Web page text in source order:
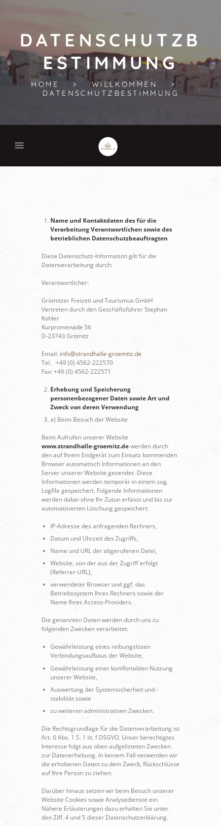
DATENSCHUTZB
ESTIMMUNG
HOME
WILLKOMMEN
DATENSCHUTZBESTIMMUNG
Name und Kontaktdaten des für die
Verarbeitung Verantwortlichen sowie des
betrieblichen Datenschutzbeauftragten
Diese Datenschutz-Information gilt für die
Datenverarbeitung durch:
Verantwortlicher:
Grömitzer Freizeit und Tourismus GmbH
Vertreten durch den Geschäftsführer Stephan
Kohler
Kurpromenade 56
D-23743 Grömitz
Email: info@strandhalle-groemitz.de
Tel. +49 (0) 4562-222570
Fax: +49 (0) 4562-222571
Erhebung und Speicherung
personenbezogener Daten sowie Art und
Zweck von deren Verwendung
a) Beim Besuch der Website
Beim Aufrufen unserer Website
www.strandhalle-groemitz.dewerden durch
den auf Ihrem Endgerät zum Einsatz kommenden
Browser automatisch Informationen an den
Server unserer Website gesendet. Diese
Informationen werden temporär in einem sog.
Logfile gespeichert. Folgende Informationen
werden dabei ohne Ihr Zutun erfasst und bis zur
automatisierten Löschung gespeichert:
IP-Adresse des anfragenden Rechners,
Datum und Uhrzeit des Zugriffs,
Name und URL der abgerufenen Datei,
Website, von der aus der Zugriff erfolgt
(Referrer-URL),
verwendeter Browser und ggf. das
Betriebssystem Ihres Rechners sowie der
Name Ihres Access-Providers.
Die genannten Daten werden durch uns zu
folgenden Zwecken verarbeitet:
Gewährleistung eines reibungslosen
Verbindungsaufbaus der Website,
Gewährleistung einer komfortablen Nutzung
unserer Website,
Auswertung der Systemsicherheit und -
stabilität sowie
zu weiteren administrativen Zwecken.
Die Rechtsgrundlage für die Datenverarbeitung ist
Art. 6 Abs. 1 S. 1 lit. f DSGVO. Unser berechtigtes
Interesse folgt aus oben aufgelisteten Zwecken
zur Datenerhebung. In keinem Fall verwenden wir
die erhobenen Daten zu dem Zweck, Rückschlüsse
auf Ihre Person zu ziehen.
Darüber hinaus setzen wir beim Besuch unserer
Website Cookies sowie Analysedienste ein.
Nähere Erläuterungen dazu erhalten Sie unter
den Ziff. 4 und 5 dieser Datenschutzerklärung.